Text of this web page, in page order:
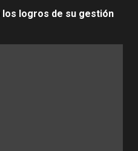
logros de su gestión